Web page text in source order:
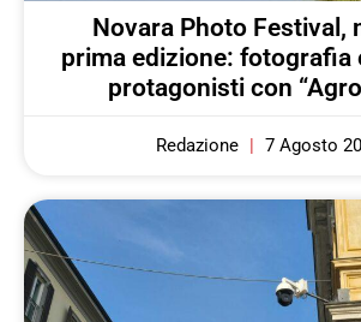
Novara Photo Festival,
prima edizione: fotografia
protagonisti con
Redazione 7 Agosto